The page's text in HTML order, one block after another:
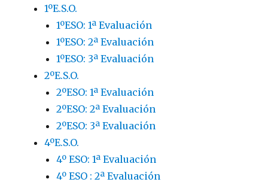
1ºE.S.O.
1ºESO: 1ª Evaluación
1ºESO: 2ª Evaluación
1ºESO: 3ª Evaluación
2ºE.S.O.
2ºESO: 1ª Evaluación
2ºESO: 2ª Evaluación
2ºESO: 3ª Evaluación
4ºE.S.O.
4º ESO: 1ª Evaluación
4º ESO : 2ª Evaluación